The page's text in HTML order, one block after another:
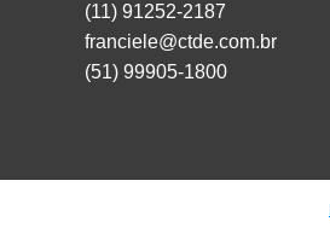
(11) 91252-2187
franciele@ctde.com.br
(51) 99905-1800